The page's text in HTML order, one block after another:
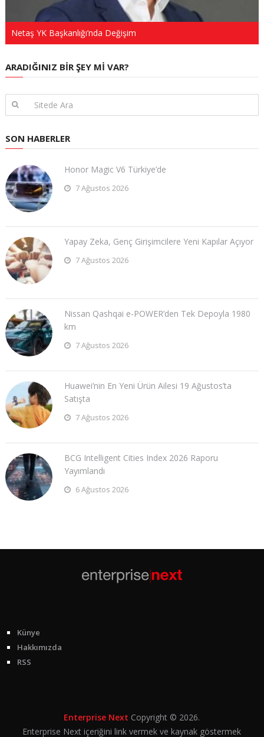
Netaş YK Başkanlığı’nda Değişim
ARADIĞINIZ BIR ŞEY MI VAR?
SON HABERLER
Honor Magic V6 Türkiye’de
7 Ağustos 2026
Yapay Zeka, Genç Girişimcilere Yeni Kapılar Açıyor
7 Ağustos 2026
Nissan Qashqai e-POWER’den Tek Depoyla 1980
km
7 Ağustos 2026
Huawei’nin En Yeni Ürün Ailesi 19 Ağustos’ta
Satışta
7 Ağustos 2026
BCG Intelligent Cities Index 2026 Raporu
Yayımlandı
6 Ağustos 2026
Künye
Hakkımızda
RSS
Enterprise Next Copyright © 2026.
Enterprise Next içeriğini link vermek ve kaynak göstermek